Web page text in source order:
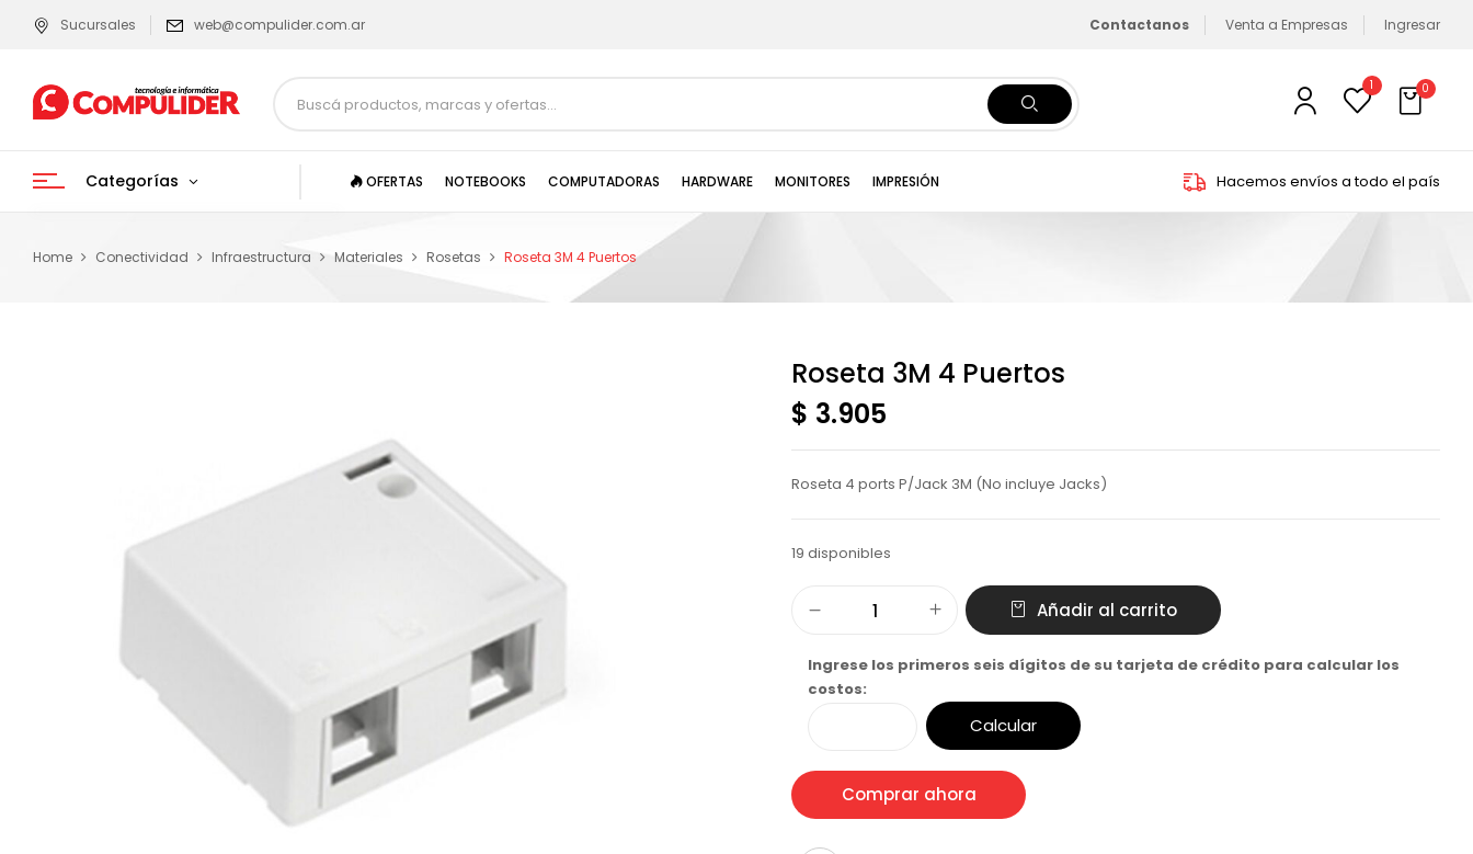
Sucursales web@compulider.com.ar Contactanos Venta a Empresas Ingresar
1 0
Categorías OFERTAS NOTEBOOKS COMPUTADORAS HARDWARE MONITORES IMPRESIÓN Hacemos envíos a todo el país
Home Conectividad Infraestructura Materiales Rosetas Roseta 3M 4 Puertos
Roseta 3M 4 Puertos
$ 3.905
Roseta 4 ports P/Jack 3M (No incluye Jacks)
19 disponibles
Añadir al carrito
Ingrese los primeros seis dígitos de su tarjeta de crédito para calcular los
costos:
Calcular
Comprar ahora